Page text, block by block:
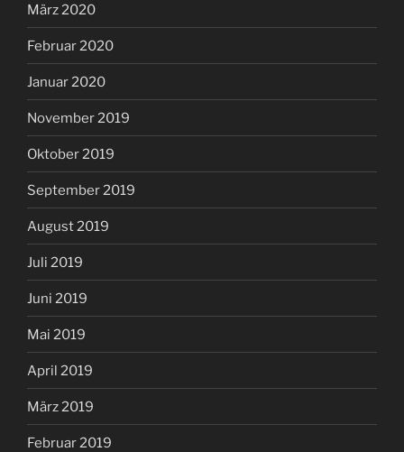
März 2020
Februar 2020
Januar 2020
November 2019
Oktober 2019
September 2019
August 2019
Juli 2019
Juni 2019
Mai 2019
April 2019
März 2019
Februar 2019